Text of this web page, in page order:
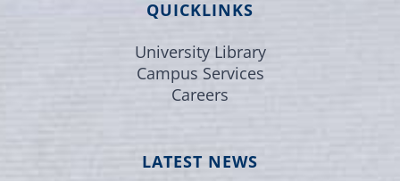
QUICKLINKS
University Library
Campus Services
Careers
LATEST NEWS